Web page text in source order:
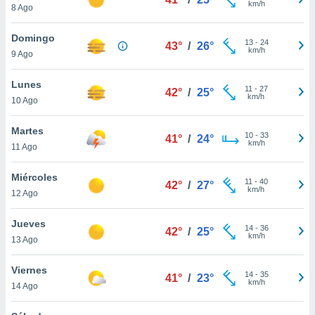
más
nuestra
y
disponible
cookies
aceptar
8 Ago
km/h
Domingo
9 Ago
43° / 26° 13- 24
km/h
Lunes
10 Ago
42° / 25° 11 - 27
km/h
Martes
11 Ago
41° / 24° 10- 33
km/h
Miércoles
12 Ago
42° / 27° 11 - 40
km/h
Jueves
13 Ago
42° / 25° 14- 36
km/h
Viernes
14 Ago
41° / 23° 14- 35
km/h